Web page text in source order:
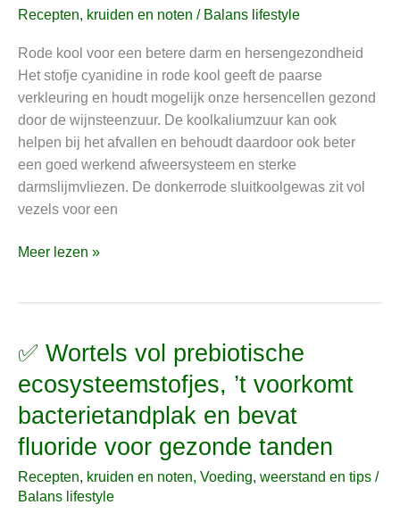
Recepten, kruiden en noten / Balans lifestyle
Rode kool voor een betere darm en hersengezondheid
Het stofje cyanidine in rode kool geeft de paarse
verkleuring en houdt mogelijk onze hersencellen gezond
door de wijnsteenzuur. De koolkaliumzuur kan ook
helpen bij het afvallen en behoudt daardoor ook beter
een goed werkend afweersysteem en sterke
darmslijmvliezen. De donkerrode sluitkoolgewas zit vol
vezels voor een
en
wijnsteenzuur
in
de
koolsoort
kan
mogelijk
ook
helpen
het
Meer lezen »
✅ Wortels vol prebiotische
ecosysteemstofjes, ’t voorkomt
bacterietandplak en bevat
fluoride voor gezonde tanden
Recepten, kruiden en noten, Voeding, weerstand en tips /
Balans lifestyle
✅
vol
prebiotische
ecosysteemstofjes,
’t
voorkomt
bacterietandplak